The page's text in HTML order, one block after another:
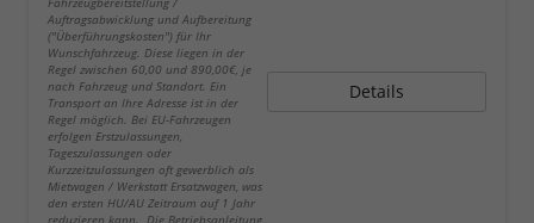
Auftragsabwicklung und Aufbereitung
("Überführungskosten") für Ihr
Wunschfahrzeug. Diese liegen in der
Regel zwischen 60,00 und 890,00€, je
nach Fahrzeug und Standort. Ein
Transport an Ihre Adresse ist in der
Regel möglich. Bei EU-Fahrzeugen
erfolgen Erstzulassungen,
Tageszulassungen oder
Kurzzeitzulassungen oft gewerblich als
Mietwagen / Werkstatt Ersatzwagen, was
den ersten HU/AU Zeitraum auf 1 Jahr
reduzieren kann. Die Betriebsanleitung
Details